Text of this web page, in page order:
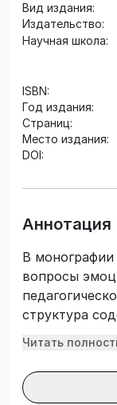
Вид издания:
Издательство:
Научная школа:
ISBN:
Год издания:
Страниц:
Место издания:
DOI:
Аннотация
В
вопросы
структура
реализации на
позволяющие
интеризации
Читать